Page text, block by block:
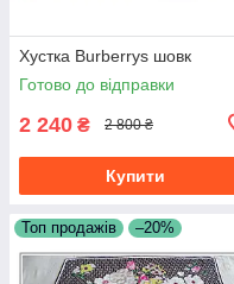
Хустка Burberrys шовк
Готово до відправки
2 240 ₴ 2 800 ₴
Купити
Топ продажів –20%